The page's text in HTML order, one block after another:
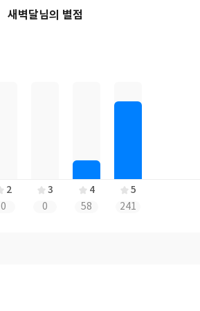
새벽달님의 별점
2
0
3
0
4
58
5
241